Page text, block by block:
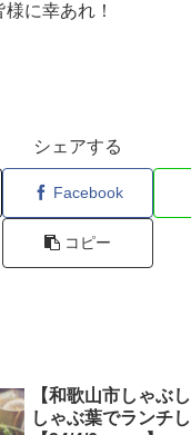
に幸あれ！
シェアする
Facebook
コピー
【和歌山市しゃぶ
しゃぶ葉でランチ